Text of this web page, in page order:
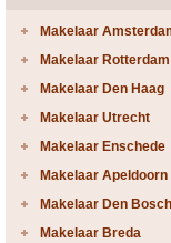
Makelaar
Makelaar Rotterdam
Makelaar Den Haag
Makelaar Utrecht
Makelaar Enschede
Makelaar Apeldoorn
Makelaar Den Bosch
Makelaar Breda